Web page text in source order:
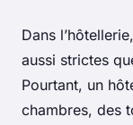
Dans
aussi strictes
Pourtant, un
chambres, des